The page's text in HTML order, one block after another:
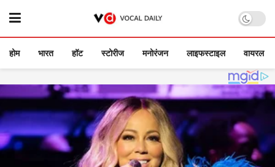
होम भारत हॉट स्टोरीज मनोरंजन लाइफस्टाइल वायरल